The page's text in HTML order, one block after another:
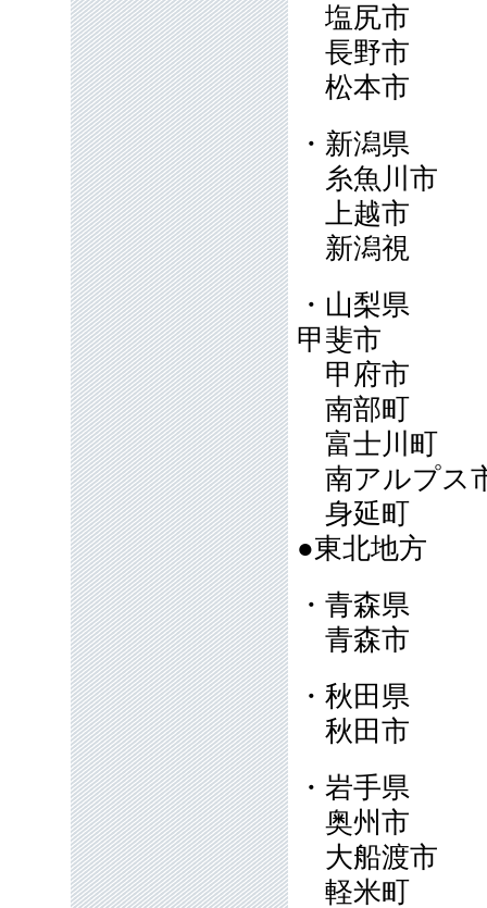
塩尻市
長野市
松本市
・新潟県
糸魚川市
上越市
新潟視
・山梨県
甲斐市
甲府市
南部町
富士川町
南アルプ
身延町
●東北地方
・青森県
青森市
・秋田県
秋田市
・岩手県
奥州市
大船渡市
軽米町